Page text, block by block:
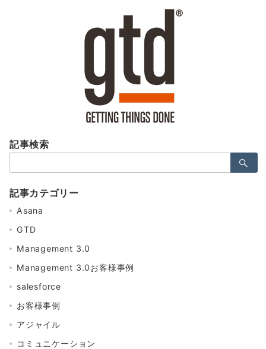
記事検索
索：
記事カテゴリー
Asana
GTD
Management 3.0
Management 3.0お客様事例
salesforce
お客様事例
アジャイル
コミュニケーション